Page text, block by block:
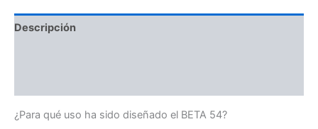
Descripción
¿Para qué uso ha sido diseñado el BETA 54?